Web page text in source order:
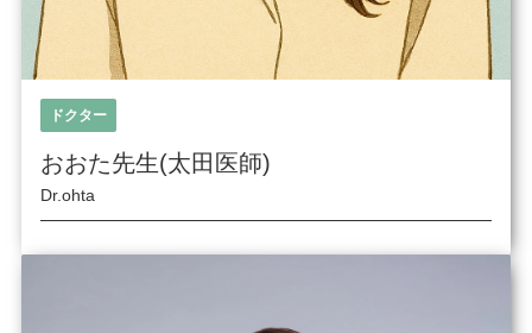
ドクター
おおた先生(太田医師)
Dr.ohta